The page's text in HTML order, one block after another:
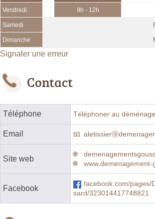
Vendredi 9h - 12h
Samedi
Dimanche
Signaler une erreur
Contact
Téléphone Téléphoner au
Email
Site web
www.demenagement-
Facebook
facebook.com/pages/
sard/323014417748821